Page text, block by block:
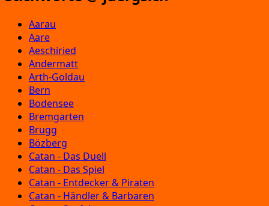
Aarau
Aare
Aeschiried
Andermatt
Arth-Goldau
Bern
Bodensee
Bremgarten
Brugg
Bözberg
Catan - Das Duell
Catan - Das Spiel
Catan - Entdecker & Piraten
Catan - Händler & Barbaren